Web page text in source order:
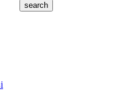
search